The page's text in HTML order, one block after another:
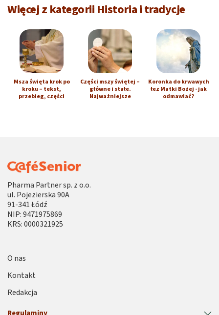
Więcej z kategorii Historia i tradycje
Msza święta krok po
kroku – tekst,
przebieg, części
Części mszy świętej –
główne i stałe.
Najważniejsze
Koronka do krwawych
łez Matki Bożej - jak
odmawiać?
Pharma Partner sp. z o.o.
ul. Pojezierska 90A
91-341 Łódź
NIP: 9471975869
KRS: 0000321925
O nas
Kontakt
Redakcja